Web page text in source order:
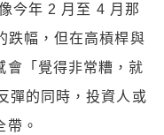
今年 2 月至 4 月那
跌幅，但在高槓桿與
會「覺得非常糟，就
彈的同時，投資人或
帶。